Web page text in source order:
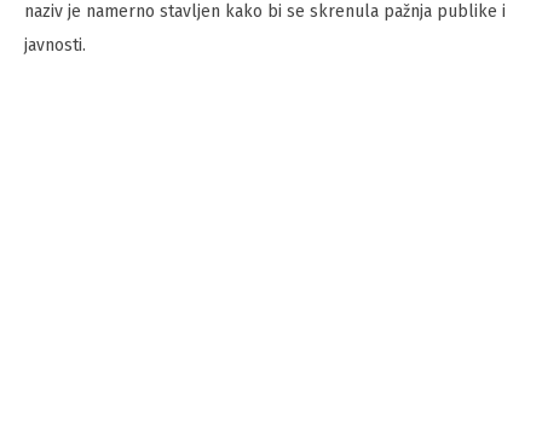
naziv je namerno stavljen kako bi se skrenula pažnja publike i
javnosti.